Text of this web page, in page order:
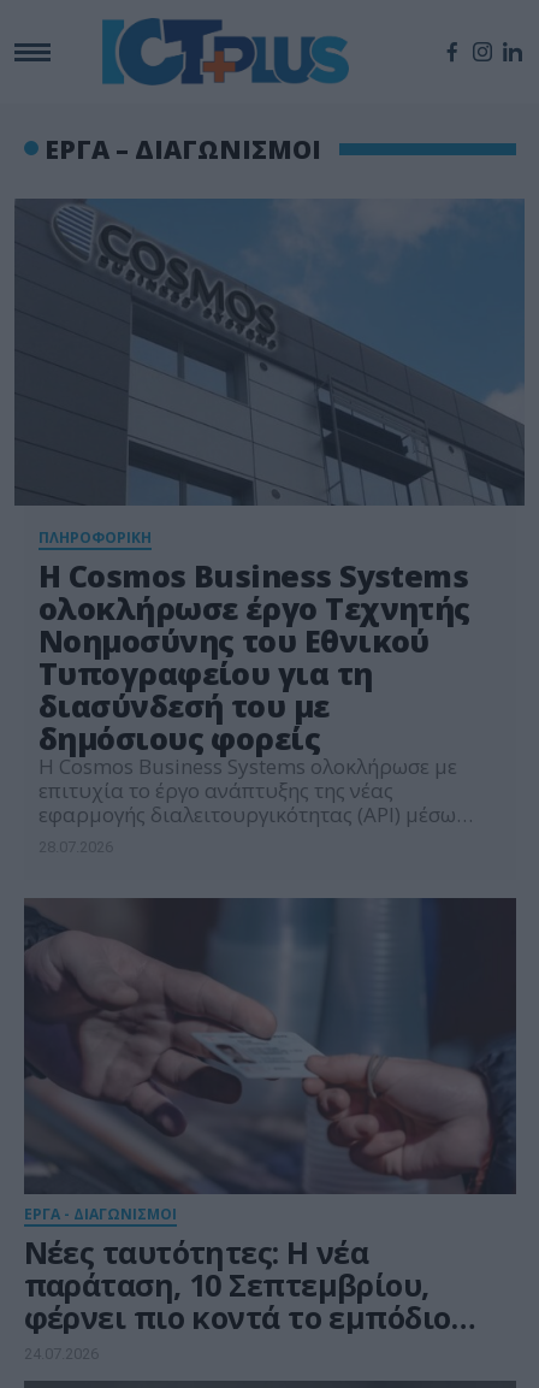
ΕΡΓΑ – ΔΙΑΓΩΝΙΣΜΟΙ
ΠΛΗΡΟΦΟΡΙΚΗ
Η Cosmos Business Systems
ολοκλήρωσε έργο Τεχνητής
Νοημοσύνης του Εθνικού
Τυπογραφείου για τη
διασύνδεσή του με
δημόσιους φορείς
Η Cosmos Business Systems ολοκλήρωσε με
επιτυχία το έργο ανάπτυξης της νέας
εφαρμογής διαλειτουργικότητας (API) μέσω
Κυβερνήσεως (ΦΕΚ) και στοιχεία της ελληνικής
νομοθεσίας από πληροφοριακά συστήματα του
Δημοσίου. Το έργο αποτελεί φυσική συνέχεια
της επιτυχημένης υλοποίησης από την […]
ΕΡΓΑ - ΔΙΑΓΩΝΙΣΜΟΙ
Νέες ταυτότητες: Η νέα
παράταση, 10 Σεπτεμβρίου,
φέρνει πιο κοντά το εμπόδιο
των εκλογών
24.07.2026